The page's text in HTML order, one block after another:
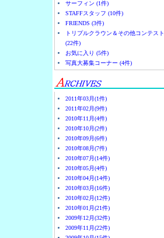
サーフィン (1件)
STAFFスタッフ (10件)
FRIENDS (3件)
トリプルクラウン＆その他コンテスト
(22件)
お気に入り (5件)
写真大募集コーナー (4件)
2011年03月(1件)
2011年02月(9件)
2010年11月(4件)
2010年10月(2件)
2010年09月(6件)
2010年08月(7件)
2010年07月(14件)
2010年05月(4件)
2010年04月(14件)
2010年03月(16件)
2010年02月(12件)
2010年01月(21件)
2009年12月(32件)
2009年11月(22件)